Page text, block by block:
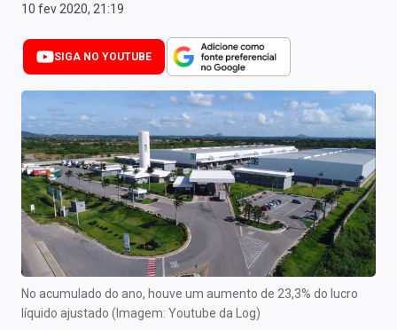
Últimas Notícias
Newsletters
Cotações
Comprar ou vender?
Carteiras Recomendadas
Central de Dividendos
Central de Fundos Imobiliários
Central dos IPOs
Renda Fixa
10 fev 2020, 21:19
SIGA NO YOUTUBE
No acumulado do ano, houve um aumento de 23,3% do lucro
líquido ajustado (Imagem: Youtube da Log)